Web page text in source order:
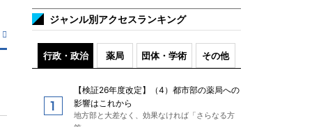
ジャンル別アクセスランキング
行政・政治 薬局 団体・学術 その他
【検証26年度改定】（4）都市部の薬局への
影響はこれから
地方部と大差なく、効果なければ「さらなる方